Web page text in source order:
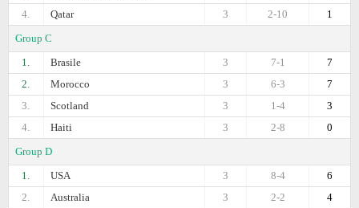
4.
Qatar 1
2-10
3
Group C
1.
Brasile 7
7-1
3
2.
Morocco 7
6-3
3
3.
Scotland 3
1-4
3
4.
Haiti 0
2-8
3
Group D
1.
USA 6
8-4
3
2.
Australia 4
2-2
3